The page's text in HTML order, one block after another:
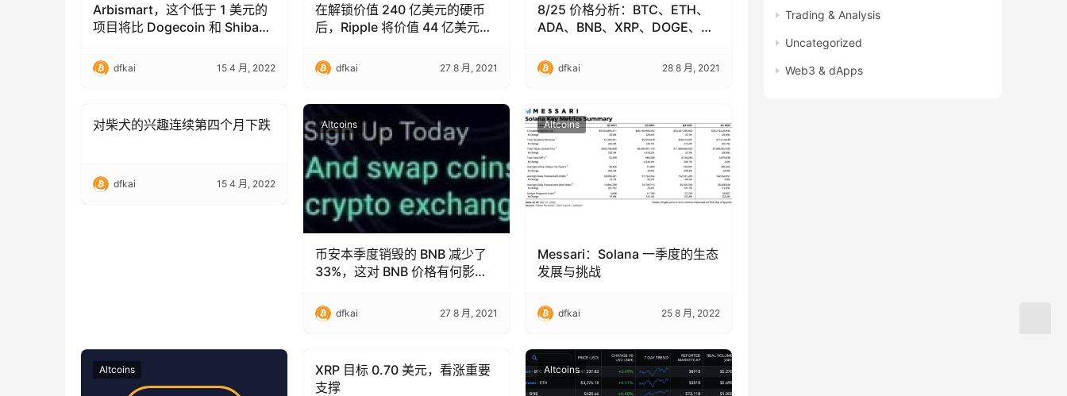
Arbismart，这个低于 1 美元的
项目将比 Dogecoin 和 Shiba
dfkai 15 4 月, 2022
在解锁价值 240 亿美元的硬币
后，Ripple 将价值 44 亿美元的
dfkai 27 8 月, 2021
8/25 价格分析：BTC、ETH、
ADA、BNB、XRP、DOGE、
dfkai 28 8 月, 2021
Altcoins
对柴犬的兴趣连续第四个月下跌
dfkai 15 4 月, 2022
Altcoins
币安本季度销毁的 BNB 减少了
33%，这对 BNB 价格有何影
dfkai 27 8 月, 2021
Altcoins
Messari：Solana 一季度的生态
发展与挑战
dfkai 25 8 月, 2022
Altcoins Altcoins
XRP 目标 0.70 美元，看涨重要
支撑
Altcoins
Trading & Analysis
Uncategorized
Web3 & dApps